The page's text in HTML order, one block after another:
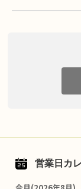
営業日カ